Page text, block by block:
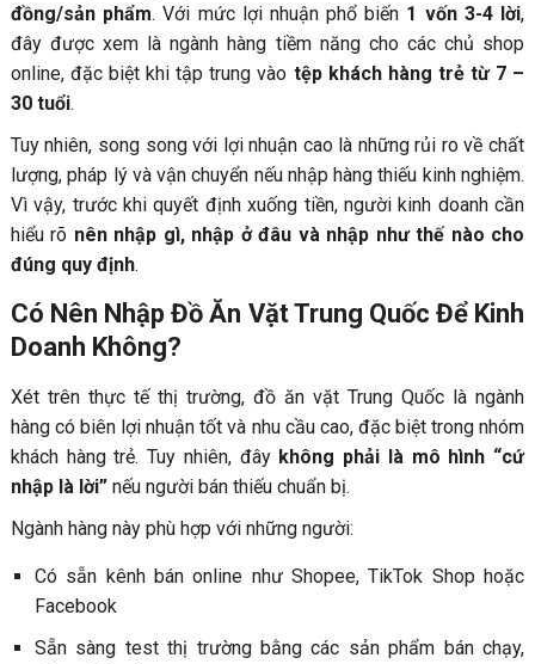
đồng/sản phẩm. Với mức lợi nhuận phổ biến 1 vốn 3-4 lời,
đây được xem là ngành hàng tiềm năng cho các chủ shop
online, đặc biệt khi tập trung vào tệp khách hàng trẻ từ 7 –
30 tuổi.
Tuy nhiên, song song với lợi nhuận cao là những rủi ro về chất
lượng, pháp lý và vận chuyển nếu nhập hàng thiếu kinh nghiệm.
Vì vậy, trước khi quyết định xuống tiền, người kinh doanh cần
hiểu rõ nên nhập gì, nhập ở đâu và nhập như thế nào cho
đúng quy định.
Có Nên Nhập Đồ Ăn Vặt Trung Quốc Để Kinh
Doanh Không?
Xét trên thực tế thị trường, đồ ăn vặt Trung Quốc là ngành
hàng có biên lợi nhuận tốt và nhu cầu cao, đặc biệt trong nhóm
khách hàng trẻ. Tuy nhiên, đây không phải là mô hình “cứ
nhập là lời”nếu người bán thiếu chuẩn bị.
Ngành hàng này phù hợp với những người:
Có sẵn kênh bán online như Shopee, TikTok Shop hoặc
Facebook
Sẵn sàng test thị trường bằng các sản phẩm bán chạy,